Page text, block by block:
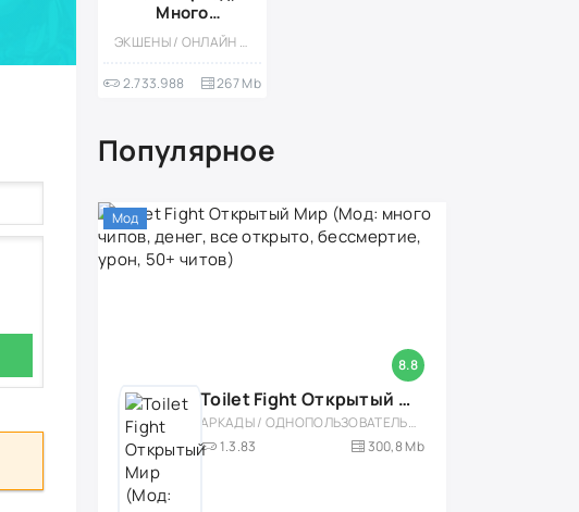
Много
робуксов)
ЭКШЕНЫ / ОНЛАЙН / ПЕСОЧНИЦЫ / МОД / СТИЛИЗАЦИЯ / МНОГОПОЛЬЗОВАТЕЛЬСКАЯ / ОДНОПОЛЬЗОВАТЕЛЬСКИЕ / КАЗУАЛЬНЫЕ / СИМУЛЯТОРЫ / ПРИКЛЮЧЕНИЕ / 3D
2.733.988 267 Mb
Популярное
8.8
Мод
Toilet Fight Открытый Мир (Мод: много чипов, денег, все открыто, бессмертие, урон, 50+ читов)
АРКАДЫ / ОДНОПОЛЬЗОВАТЕЛЬСКИЕ / ОФЛАЙН / МОД / РОЛЕВЫЕ / ШУТЕРЫ / ОТКРЫТЫЙ МИР / ВСТРОЕННЫЙ КЕШ / 3D / ЭКШЕНЫ / ТУАЛЕТНЫЕ ВОЙНЫ / ДЛЯ ДЕТЕЙ
1.3.83
300,8 Mb